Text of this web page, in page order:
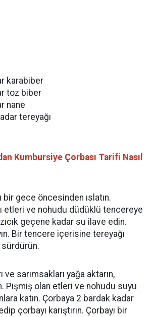
karabiber
toz biber
nane
tereyağı
Kumbursiye Çorbası Tarifi Nasıl
gece öncesinden ıslatın.
etleri ve nohudu düdüklü tencereye
geçene kadar su ilave edin.
Bir tencere içerisine tereyağı
ve sarımsakları yağa aktarın,
Pişmiş olan etleri ve nohudu suyu
katın. Çorbaya 2 bardak kadar
çorbayı karıştırın. Çorbayı bir